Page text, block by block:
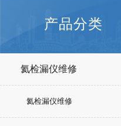
产品分类
氦检漏仪维修
氦检漏仪维修